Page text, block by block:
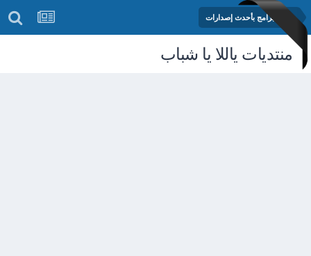
مكتبة البرامج بأحدث إصدارات
منتديات ياللا يا شباب